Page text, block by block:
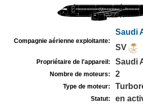
Compagnie aérienne exploitante:
Saudi
SV
Propriétaire de l'appareil: Saudi
Nombre de moteurs: 2
Type de moteur:
Statut: en